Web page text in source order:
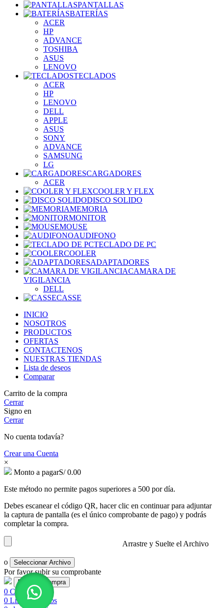
PANTALLAS
BATERÍAS
ACER
HP
ADVANCE
TOSHIBA
ASUS
LENOVO
TECLADOS
ACER
HP
LENOVO
DELL
APPLE
ASUS
SONY
ADVANCE
SAMSUNG
LG
CARGADORES
ACER
COOLER Y FLEX
DISCO SOLIDO
MEMORIA
MONITOR
MOUSE
AUDIFONO
TECLADO DE PC
COOLER
ADAPTADORES
CAMARA DE
VIGILANCIA
DELL
CASSE
INICIO
NOSOTROS
PRODUCTOS
OFERTAS
CONTACTENOS
NUESTRAS TIENDAS
Lista de deseos
Comparar
Carrito de la compra
Cerrar
Signo en
Cerrar
No cuenta todavía?
Crear una Cuenta
×
Monto a pagarS/0.00
Este método no permite pagos superiores a 500 por día.
Debes escanear el código QR, hacer clic en continuar para adjuntar
la captura de pantalla (es el único comprobante de pago) y podrás
completar la compra.
Arrastre y Suelte el Archivo
o Seleccionar Archivo
Por favor subir su comprobante
0 Comparar
0 Lista de deseos